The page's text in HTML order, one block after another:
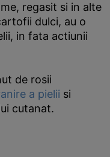
regasit si in alte
dulci, au o
in fata actiunii
de rosii
a pielii si
cutanat.